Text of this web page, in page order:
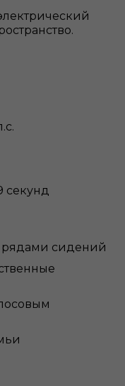
секунд
рядами сидений